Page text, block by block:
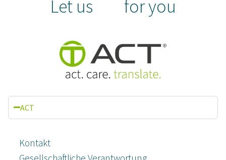
Let us for you
ACT
Kontakt